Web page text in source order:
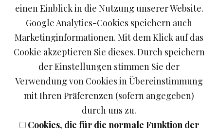
Zurück
1 Liter Allgäuer Gebirgsenzian 38 % Vol. im
Steinkrug
einen Einblick in die Nutzung unserer Website.
Google Analytics-Cookies speichern auch
Marketinginformationen. Mit dem Klick auf das
Cookie akzeptieren Sie dieses. Durch speichern
der Einstellungen stimmen Sie der
Verwendung von Cookies in Übereinstimmung
mit Ihren Präferenzen (sofern angegeben)
durch uns zu.
Cookies, die für die normale Funktion der